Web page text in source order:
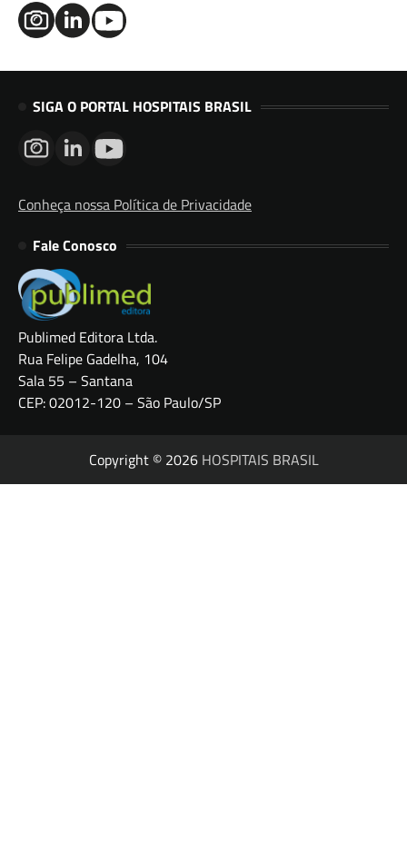
SIGA O PORTAL HOSPITAIS BRASIL
Conheça nossa Política de Privacidade
Fale Conosco
Publimed Editora Ltda.
Rua Felipe Gadelha, 104
Sala 55 – Santana
CEP: 02012-120 – São Paulo/SP
Copyright © 2026 HOSPITAIS BRASIL